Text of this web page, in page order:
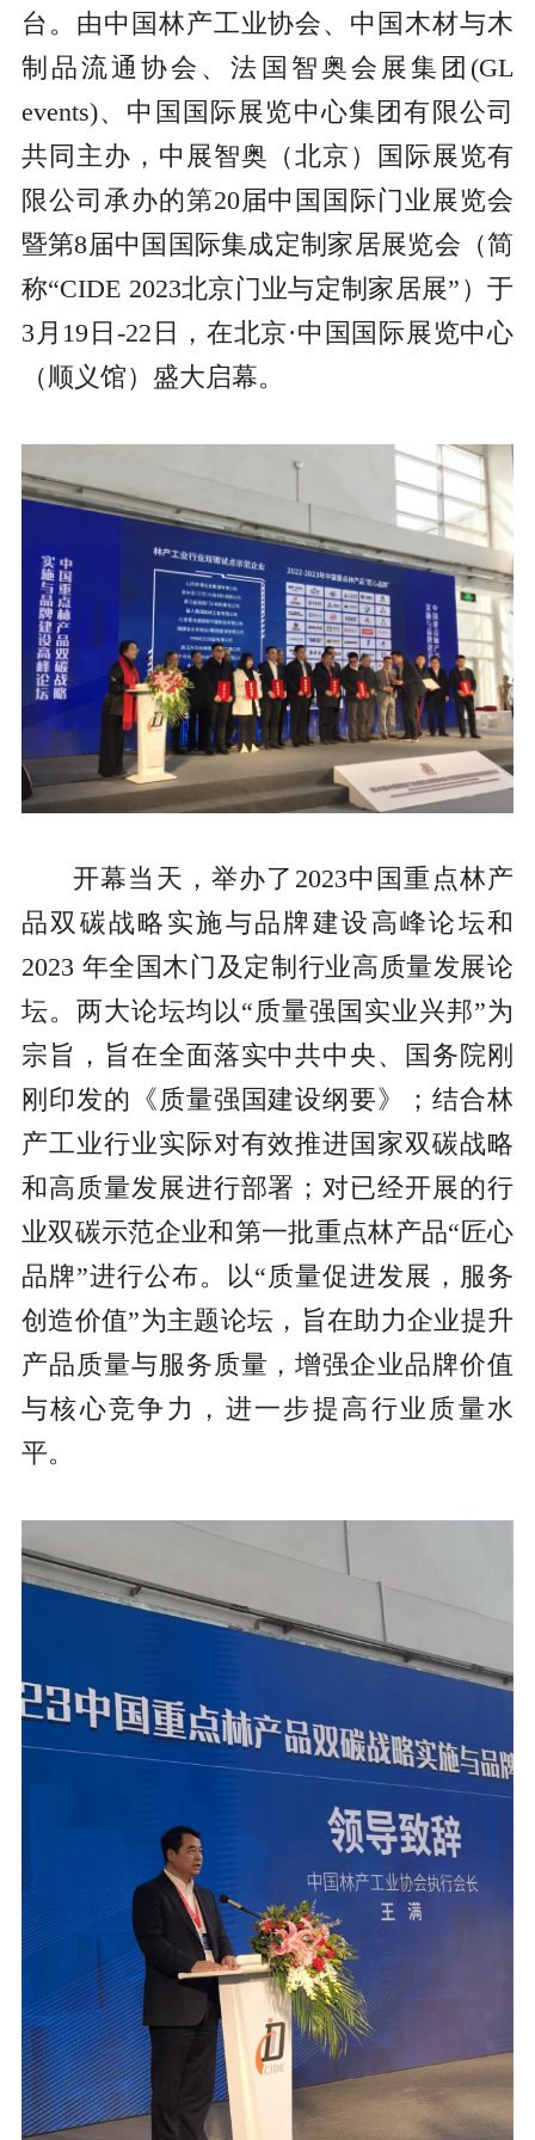
台。由中国林产工业协会、中国木材与木
制品流通协会、法国智奥会展集团(GL
events)、中国国际展览中心集团有限公司
共同主办，中展智奥（北京）国际展览有
限公司承办的第20届中国国际门业展览会
暨第8届中国国际集成定制家居展览会（简
称“CIDE 2023北京门业与定制家居展”）于
3月19日-22日，在北京·中国国际展览中心
（顺义馆）盛大启幕。
开幕当天，举办了2023中国重点林产
品双碳战略实施与品牌建设高峰论坛和
2023 年全国木门及定制行业高质量发展论
坛。两大论坛均以“质量强国实业兴邦”为
宗旨，旨在全面落实中共中央、国务院刚
刚印发的《质量强国建设纲要》；结合林
产工业行业实际对有效推进国家双碳战略
和高质量发展进行部署；对已经开展的行
业双碳示范企业和第一批重点林产品“匠心
品牌”进行公布。以“质量促进发展，服务
创造价值”为主题论坛，旨在助力企业提升
产品质量与服务质量，增强企业品牌价值
与核心竞争力，进一步提高行业质量水
平。